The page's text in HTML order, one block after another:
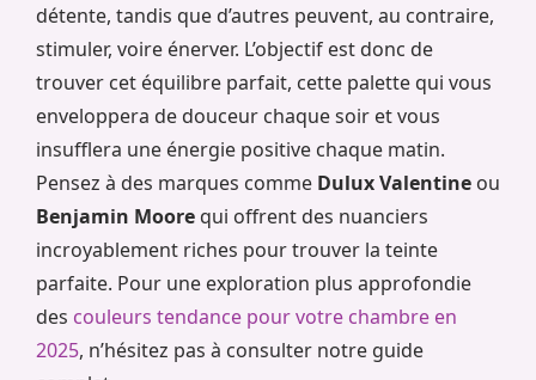
détente, tandis que d’autres peuvent, au contraire,
stimuler, voire énerver. L’objectif est donc de
trouver cet équilibre parfait, cette palette qui vous
enveloppera de douceur chaque soir et vous
insufflera une énergie positive chaque matin.
Pensez à des marques comme Dulux Valentine ou
Benjamin Moore qui offrent des nuanciers
incroyablement riches pour trouver la teinte
parfaite. Pour une exploration plus approfondie
des couleurs tendance pour votre chambre en
2025, n’hésitez pas à consulter notre guide